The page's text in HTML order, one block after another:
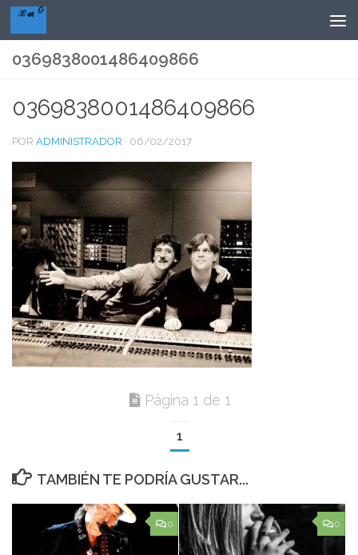
0369838001486409866
0369838001486409866
POR ADMINISTRADOR · 06/02/2017
Página 1 de 1
1
TAMBIÉN TE PODRÍA GUSTAR...
0 0